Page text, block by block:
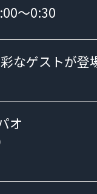
～0:30
なゲストが登
オ